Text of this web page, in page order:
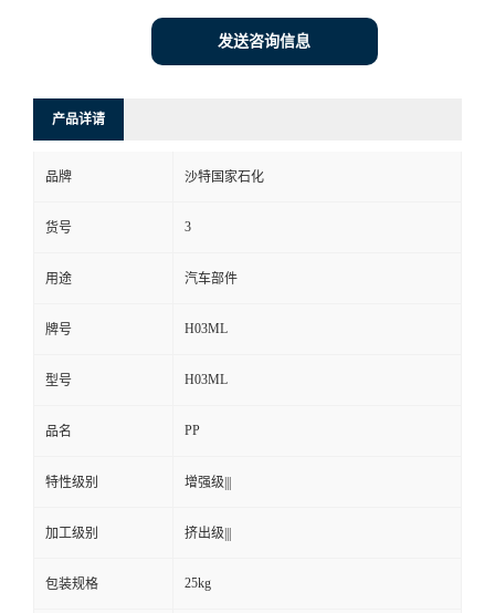
发送咨询信息
产品详请
品牌 沙特国家石化
货号 3
用途 汽车部件
牌号 H03ML
型号 H03ML
品名 PP
特性级别 增强级|||
加工级别 挤出级|||
包装规格 25kg